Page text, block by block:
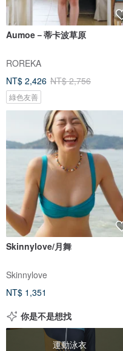
Aumoe－蒂卡波草原
ROREKA
NT$ 2,426 NT$ 2,756
綠色友善
Skinnylove/月舞
Skinnylove
NT$ 1,351
你是不是想找
運動泳衣